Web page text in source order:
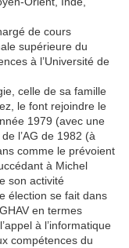
de cours
supérieure du
à l’Université de
celle de sa famille
le font rejoindre le
1979 (avec une
l’AG de 1982 (à
comme le prévoient
à Michel
son activité
élection se fait dans
en termes
à l’informatique
compétences du